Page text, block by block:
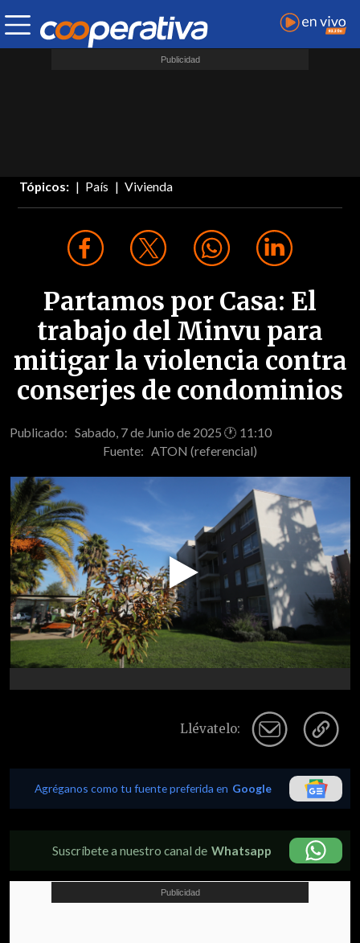
Tópicos: País Vivienda
Partamos por Casa: El
trabajo del Minvu para
mitigar la violencia contra
conserjes de condominios
Publicado: Sabado, 7 de Junio de 2025 🕐 11:10
Fuente: ATON (referencial)
Play
Video
Llévatelo:
Agréganos como tu fuente preferida en Google
Suscríbete a nuestro canal de Whatsapp